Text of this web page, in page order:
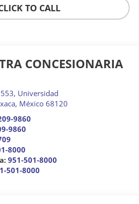
TO CALL
CONCESIONARIA
Universidad
, México 68120
9860
9860
8000
951-501-8000
501-8000